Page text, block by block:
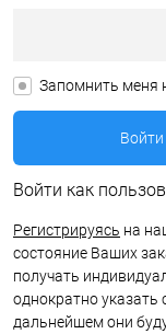
Запомнить меня
Войти как
Регистрируясь на
состояние Ваших
получать
однократно указать
дальнейшем они